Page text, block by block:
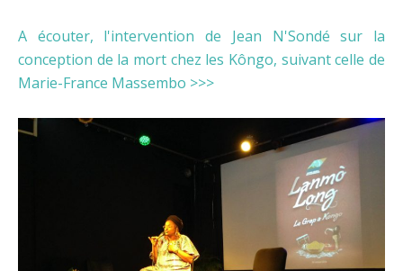
A écouter, l'intervention de Jean N'Sondé sur la
conception de la mort chez les Kôngo, suivant celle de
Marie-France Massembo >>>